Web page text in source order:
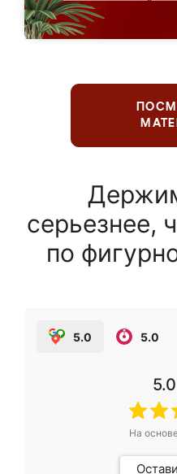
серьезнее,
по
5.0 5.0
5.0
На